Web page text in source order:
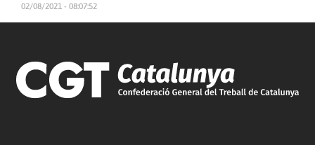
02/08/2021 - 08:07:52